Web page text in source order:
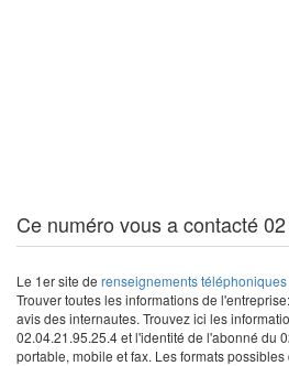
Ce numéro vous a contacté
Le 1er site de renseignements téléphoniques
Trouver toutes les informations de
avis des internautes. Trouvez ici les
02.04.21.95.25.4 et l'identité de l'abonné du
portable, mobile et fax. Les formats